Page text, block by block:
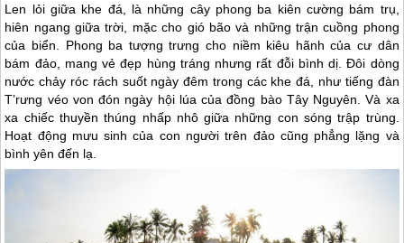
Len lỏi giữa khe đá, là những cây phong ba kiên cường bám trụ,
hiên ngang giữa trời, mặc cho gió bão và những trận cuồng phong
của biển. Phong ba tượng trưng cho niềm kiêu hãnh của cư dân
bám đảo, mang vẻ đẹp hùng tráng nhưng rất đỗi bình dị. Đôi dòng
nước chảy róc rách suốt ngày đêm trong các khe đá, như tiếng đàn
T’rưng véo von đón ngày hội lúa của đồng bào Tây Nguyên. Và xa
xa chiếc thuyền thúng nhấp nhô giữa những con sóng trập trùng.
Hoạt động mưu sinh của con người trên đảo cũng phẳng lặng và
bình yên đến lạ.